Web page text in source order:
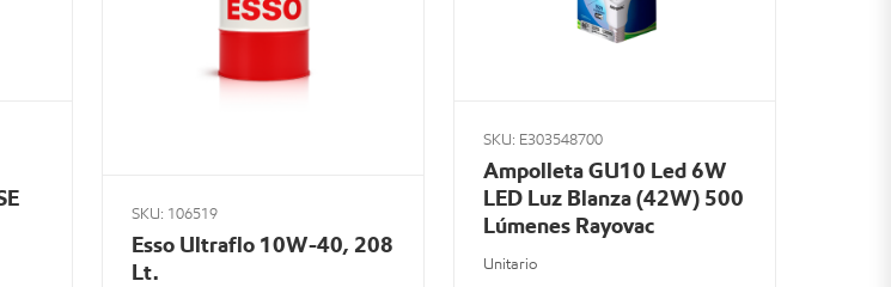
SKU: 106519
Esso Ultraflo 10W-40, 208
Lt.
SKU: E303548700
Ampolleta GU10 Led 6W
LED Luz Blanza (42W) 500
Lúmenes Rayovac
Unitario